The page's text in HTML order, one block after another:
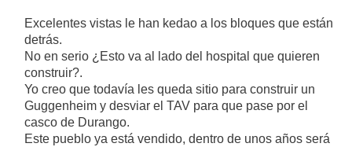
Excelentes vistas le han kedao a los bloques que están
detrás.
No en serio ¿Esto va al lado del hospital que quieren
construir?.
Yo creo que todavía les queda sitio para construir un
Guggenheim y desviar el TAV para que pase por el
casco de Durango.
Este pueblo ya está vendido, dentro de unos años será